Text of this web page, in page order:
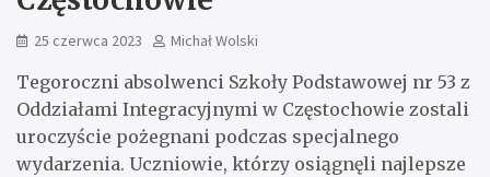
25 czerwca 2023 Michał Wolski
Tegoroczni absolwenci Szkoły Podstawowej nr 53 z
Oddziałami Integracyjnymi w Częstochowie zostali
uroczyście pożegnani podczas specjalnego
wydarzenia. Uczniowie, którzy osiągnęli najlepsze